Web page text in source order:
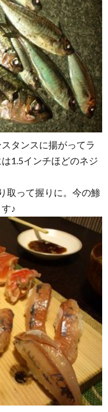
タンスに揚がってラ
1.5インチほどのネジ
取って握りに。今の鯵
♪